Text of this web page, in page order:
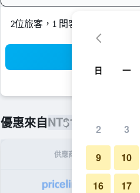
2位旅客，1 間客房
優惠來自NT$1,821
供應商
日 一
2 3
9 10
16 17